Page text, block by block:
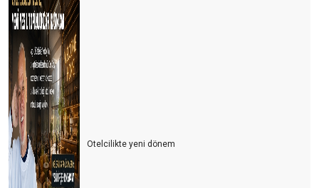
APOLİTİZM’İN YÜKSELİŞİ
SİYASET HAYATIN NERESİNDE
BEŞERİ MÜNASEBETLER / DERS-1
SİZİN OTELİN ÖDÜLÜ YOK MU?
ÜZGÜNÜM, SINIFTA KALDINIZ
Sahte Karamsarlık
BU VİDEO BİZİ ANLATMIYOR Kİ?
Otelcilikte yeni dönem